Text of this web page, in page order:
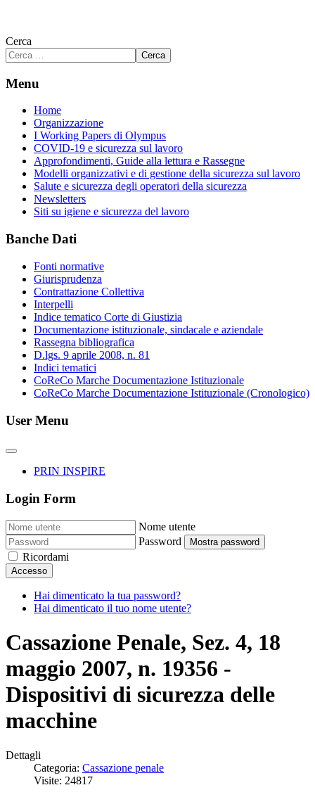
Cerca
Cerca
Menu
Home
Organizzazione
I Working Papers di Olympus
COVID-19 e sicurezza sul lavoro
Approfondimenti, Guide alla lettura e Rassegne
Modelli organizzativi e di gestione della sicurezza sul lavoro
Salute e sicurezza degli operatori della sicurezza
Newsletters
Siti su igiene e sicurezza del lavoro
Banche Dati
Fonti normative
Giurisprudenza
Contrattazione Collettiva
Interpelli
Indice tematico Corte di Giustizia
Documentazione istituzionale, sindacale e aziendale
Rassegna bibliografica
D.lgs. 9 aprile 2008, n. 81
Indici tematici
CoReCo Marche Documentazione Istituzionale
CoReCo Marche Documentazione Istituzionale (Cronologico)
User Menu
PRIN INSPIRE
Login Form
Nome utente
Password
Mostra password
Ricordami
Accesso
Hai dimenticato la tua password?
Hai dimenticato il tuo nome utente?
Cassazione Penale, Sez. 4, 18
maggio 2007, n. 19356 -
Dispositivi di sicurezza delle
macchine
Dettagli
Categoria: Cassazione penale
Visite: 24817